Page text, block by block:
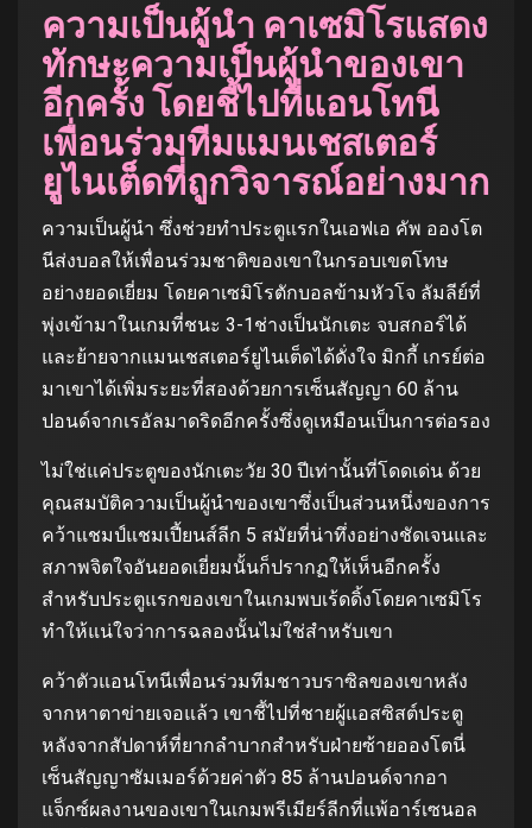
ความเป็นผู้นำ คาเซมิโรแสดง
ทักษะความเป็นผู้นำของเขา
อีกครั้ง โดยชี้ไปที่แอนโทนี
เพื่อนร่วมทีมแมนเชสเตอร์
ยูไนเต็ดที่ถูกวิจารณ์อย่างมาก
ความเป็นผู้นำ ซึ่งช่วยทำประตูแรกในเอฟเอ คัพ อองโต
นีส่งบอลให้เพื่อนร่วมชาติของเขาในกรอบเขตโทษ
อย่างยอดเยี่ยม โดยคาเซมิโรตักบอลข้ามหัวโจ ลัมลีย์ที่
พุ่งเข้ามาในเกมที่ชนะ 3-1ช่างเป็นนักเตะ จบสกอร์ได้
และย้ายจากแมนเชสเตอร์ยูไนเต็ดได้ดั่งใจ มิกกี้ เกรย์ต่อ
มาเขาได้เพิ่มระยะที่สองด้วยการเซ็นสัญญา 60 ล้าน
ปอนด์จากเรอัลมาดริดอีกครั้งซึ่งดูเหมือนเป็นการต่อรอง
ไม่ใช่แค่ประตูของนักเตะวัย 30 ปีเท่านั้นที่โดดเด่น ด้วย
คุณสมบัติความเป็นผู้นำของเขาซึ่งเป็นส่วนหนึ่งของการ
คว้าแชมป์แชมเปี้ยนส์ลีก 5 สมัยที่น่าทึ่งอย่างชัดเจนและ
สภาพจิตใจอันยอดเยี่ยมนั้นก็ปรากฏให้เห็นอีกครั้ง
สำหรับประตูแรกของเขาในเกมพบเร้ดดิ้งโดยคาเซมิโร
ทำให้แน่ใจว่าการฉลองนั้นไม่ใช่สำหรับเขา
คว้าตัวแอนโทนีเพื่อนร่วมทีมชาวบราซิลของเขาหลัง
จากหาตาข่ายเจอแล้ว เขาชี้ไปที่ชายผู้แอสซิสต์ประตู
หลังจากสัปดาห์ที่ยากลำบากสำหรับฝ่ายซ้ายอองโตนี่
เซ็นสัญญาซัมเมอร์ด้วยค่าตัว 85 ล้านปอนด์จากอา
แจ็กซ์ผลงานของเขาในเกมพรีเมียร์ลีกที่แพ้อาร์เซนอล